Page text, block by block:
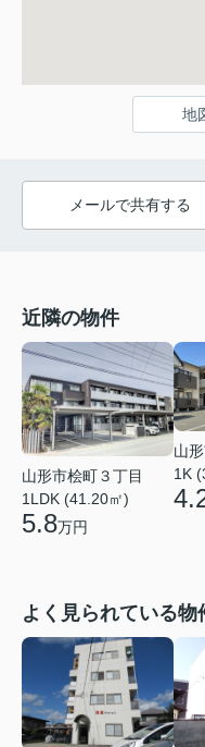
地
メールで共有する
近隣の物件
山形市桧町３丁目
1LDK (41.20㎡)
5.8万円
山
1K
よく見られている物